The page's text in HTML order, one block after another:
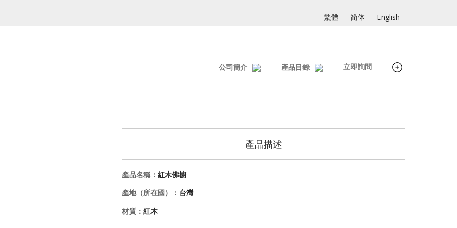
繁體 简体 English
公司簡介 產品目錄 立即詢問
產品描述
產品名稱： 紅木佛櫥
產地（所在國）： 台灣
材質： 紅木